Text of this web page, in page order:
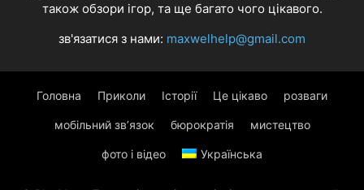
також обзори ігор, та ще багато чого цікавого.
зв'язатися з нами: maxwelhelp@gmail.com
Головна Приколи Історії Це цікаво розваги
мобільний зв’язок бюрократія мистецтво
фото і відео Українська